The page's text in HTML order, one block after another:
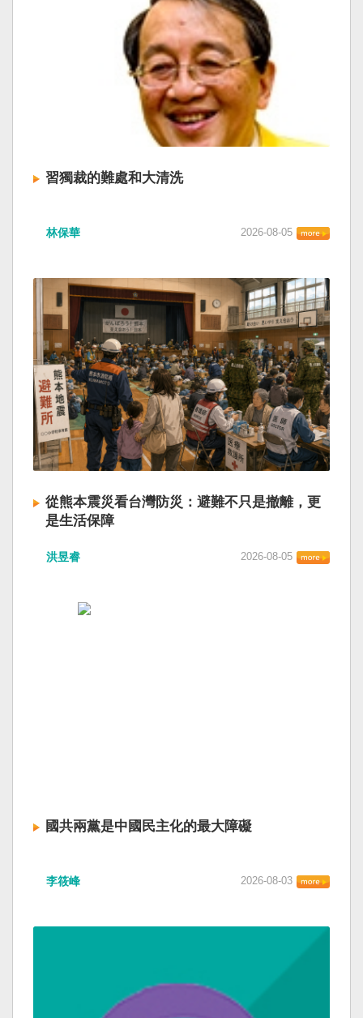
習獨裁的難處和大清洗
林保華 2026-08-05
從熊本震災看台灣防災：避難不只是撤離，更
是生活保障
洪昱睿 2026-08-05
國共兩黨是中國民主化的最大障礙
李筱峰 2026-08-03